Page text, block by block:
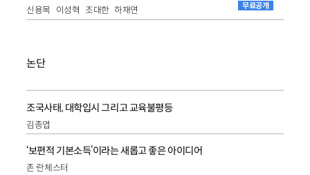
신용목 이성혁 조대한 하재연 무료공개
논단
조국사태, 대학입시 그리고 교육불평등
김종엽
‘보편적 기본소득’이라는 새롭고 좋은 아이디어
존 란체스터